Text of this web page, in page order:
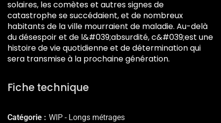
solaires, les comètes et autres signes de
catastrophe se succédaient, et de nombreux
habitants de la ville mourraient de maladie. Au-delà
du désespoir et de l&#039;absurdité, c&#039;est une
histoire de vie quotidienne et de détermination qui
sera transmise à la prochaine génération.
Fiche technique
Catégorie
WIP - Longs métrages